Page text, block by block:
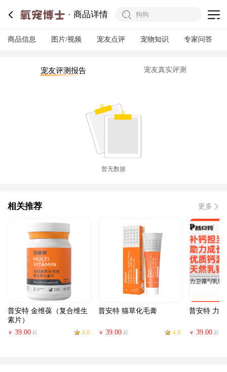
商品详情
商品信息 图片/视频 宠友点评 宠物知识 专家问答
宠友评测报告 宠友真实评测
暂无数据
相关推荐 更多
普安特 金维葆（复合维生
素片）
￥ 39.00 起 4.6
普安特 猫草化毛膏
￥ 39.00 起 4.8
普安特 力
￥ 39.00 起